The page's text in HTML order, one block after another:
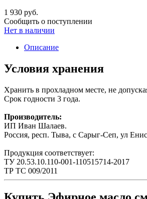
1 930 руб.
Сообщить о поступлении
Нет в наличии
Описание
Условия хранения
Хранить в прохладном месте, не
Срок годности 3 года.
Производитель:
ИП Иван Шалаев.
Россия, респ. Тыва, с Сарыг-Сеп, ул
Продукция соответствует:
ТУ 20.53.10.110-001-110515714-2017
ТР ТС 009/2011